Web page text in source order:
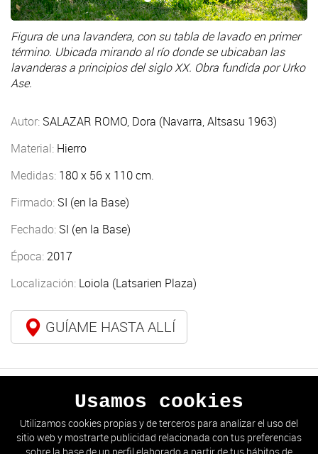
Figura de una lavandera, con su tabla de lavado en primer
término. Ubicada mirando al río donde se ubicaban las
lavanderas a principios del siglo XX. Obra fundida por Urko
Ase.
Autor: SALAZAR ROMO, Dora (Navarra, Altsasu 1963)
Material: Hierro
Medidas: 180 x 56 x 110 cm.
Firmado: SI (en la Base)
Fechado: SI (en la Base)
Época: 2017
Localización: Loiola (Latsarien Plaza)
GUÍAME HASTA ALLÍ
ANTERIOR SIGUIENTE
IR AL LISTADO
Usamos cookies
Utilizamos cookies propias y de terceros para analizar el uso del
sitio web y mostrarte publicidad relacionada con tus preferencias